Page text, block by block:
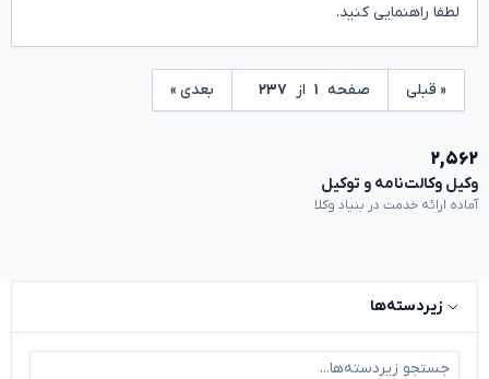
لطفا راهنمایی کنید.
« قبلی صفحه ۱ از ۲۳۷ بعدی »
۲,۵۶۲
وکیل وکالت‌نامه و توکیل
آماده ارائه خدمت در بنیاد وکلا
زیردسته‌ها